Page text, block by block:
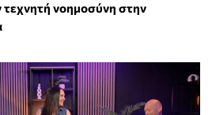
τεχνητή νοημοσύνη στην